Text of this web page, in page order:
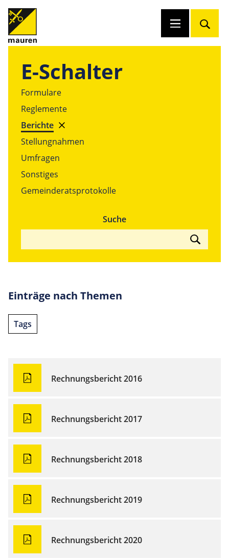
E-Schalter
Formulare
Reglemente
Berichte
Stellungnahmen
Umfragen
Sonstiges
Gemeinderats­protokolle
Suche
Einträge nach Themen
Tags
Rechnungsbericht 2016
Rechnungsbericht 2017
Rechnungsbericht 2018
Rechnungsbericht 2019
Rechnungsbericht 2020